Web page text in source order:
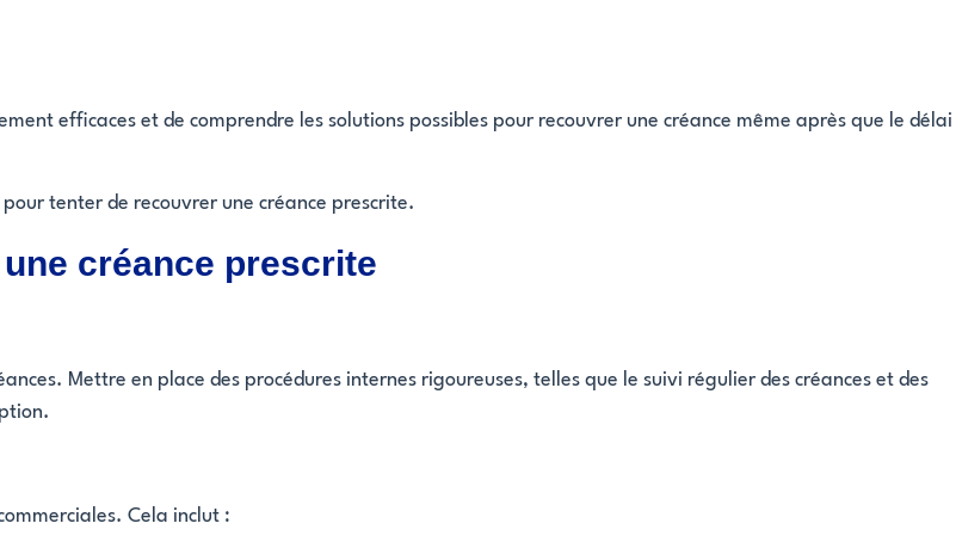
efficaces et de comprendre les solutions possibles pour recouvrer une créance même après que le délai
tenter de recouvrer une créance prescrite.
créance prescrite
Mettre en place des procédures internes rigoureuses, telles que le suivi régulier des créances et des
Cela inclut :